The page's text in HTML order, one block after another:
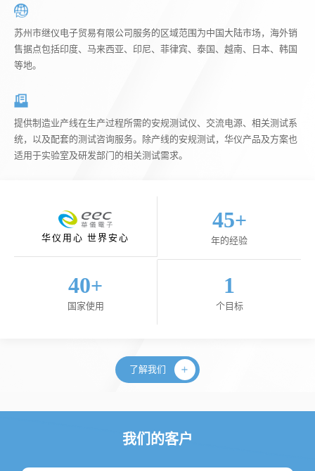
苏州市继仪电子贸易有限公司服务的区域范围为中国大陆市场，海外销
售据点包括印度、马来西亚、印尼、菲律宾、泰国、越南、日本、韩国
等地。
提供制造业产线在生产过程所需的安规测试仪、交流电源、相关测试系
统，以及配套的测试咨询服务。除产线的安规测试，华仪产品及方案也
适用于实验室及研发部门的相关测试需求。
华仪用心 世界安心
45+
年的经验
40+
国家使用
1
个目标
了解我们
我们的客户